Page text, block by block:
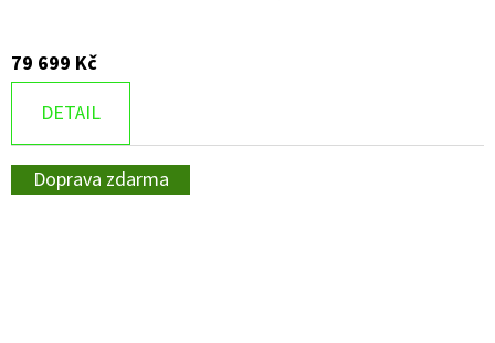
79 699 Kč
DETAIL
Doprava zdarma